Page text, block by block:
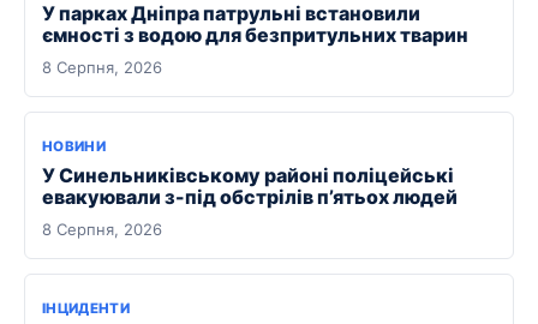
У парках Дніпра патрульні встановили
ємності з водою для безпритульних тварин
8 Серпня, 2026
НОВИНИ
У Синельниківському районі поліцейські
евакуювали з-під обстрілів п’ятьох людей
8 Серпня, 2026
ІНЦИДЕНТИ